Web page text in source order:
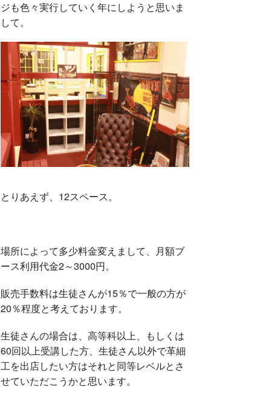
ジも色々実行していく年にしようと思いま
して。
とりあえず、12スペース。
場所によって多少料金変えまして、月額ブ
ース利用代金2～3000円。
販売手数料は生徒さんが15％で一般の方が
20％程度と考えております。
生徒さんの場合は、高等科以上、もしくは
60回以上受講した方、生徒さん以外で革細
工を出店したい方はそれと同等レベルとさ
せていただこうかと思います。